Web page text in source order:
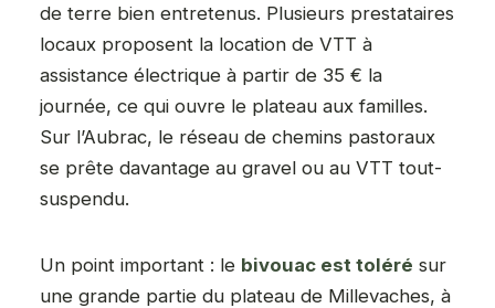
de terre bien entretenus. Plusieurs prestataires
locaux proposent la location de VTT à
assistance électrique à partir de 35 € la
journée, ce qui ouvre le plateau aux familles.
Sur l’Aubrac, le réseau de chemins pastoraux
se prête davantage au gravel ou au VTT tout-
suspendu.
Un point important : le bivouac est toléré sur
une grande partie du plateau de Millevaches, à